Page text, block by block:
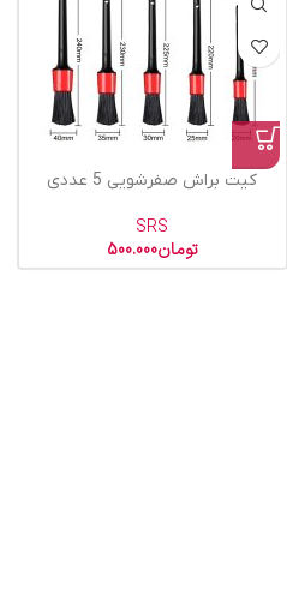
کیت براش صفرشویی 5 عددی
SRS
تومان500.000